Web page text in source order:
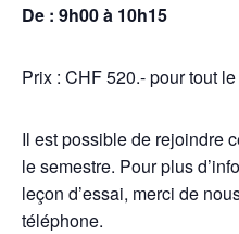
De : 9h00 à 10h15
Prix : CHF 520.- pour tout
Il est possible de rejoindre
le semestre. Pour plus
leçon d’essai, merci de
téléphone.